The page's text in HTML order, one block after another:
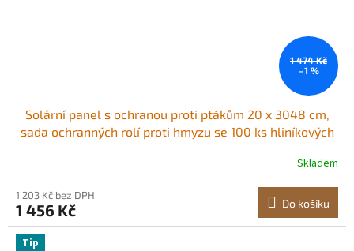
1 474 Kč
–1 %
Solární panel s ochranou proti ptákům 20 x 3048 cm,
sada ochranných rolí proti hmyzu se 100 ks hliníkových
nerezovým PVC povlakem, drátěné pletivo o průměru
Skladem
1 203 Kč bez DPH
1 456 Kč Do košíku
Tip